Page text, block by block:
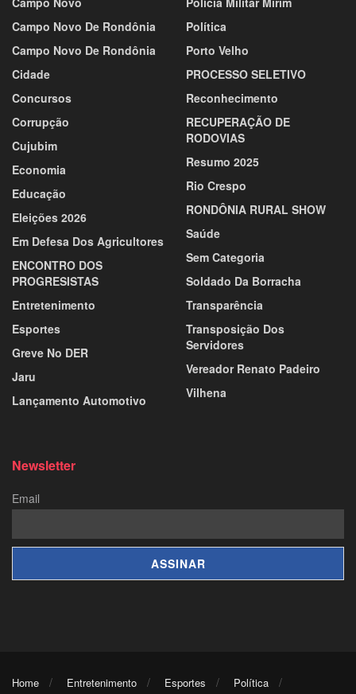
Campo Novo De Rondônia
Campo Novo De Rondônia
Cidade
Concursos
Corrupção
Cujubim
Economia
Educação
Eleições 2026
Em Defesa Dos Agricultores
ENCONTRO DOS
PROGRESISTAS
Entretenimento
Esportes
Greve No DER
Jaru
Lançamento Automotivo
Política
Porto Velho
PROCESSO SELETIVO
Reconhecimento
RECUPERAÇÃO DE
RODOVIAS
Resumo 2025
Rio Crespo
RONDÔNIA RURAL SHOW
Saúde
Sem Categoria
Soldado Da Borracha
Transparência
Transposição Dos
Servidores
Vereador Renato Padeiro
Vilhena
Newsletter
Email
Home Entretenimento Esportes
Política